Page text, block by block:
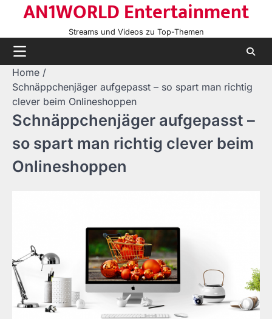
content
AN1WORLD Entertainment
Streams und Videos zu Top-Themen
Home
Schnäppchenjäger aufgepasst – so spart man richtig
clever beim Onlineshoppen
Schnäppchenjäger aufgepasst –
so spart man richtig clever beim
Onlineshoppen